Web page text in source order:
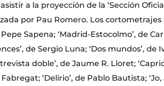
a la proyección de la ‘Sección
por Pau Romero. Los
Pepe Sapena; ‘Madrid-Estocolmo’, de
de Sergio Luna; ‘Dos mundos’, de
doble’, de Jaume R. Lloret;
‘Delirio’, de Pablo Bautista; ‘Jo,